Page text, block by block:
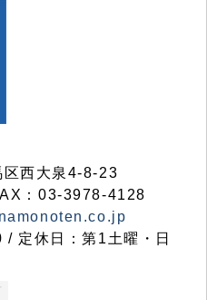
西大泉4-8-23
：03-3978-4128
定休日：第1土曜・日